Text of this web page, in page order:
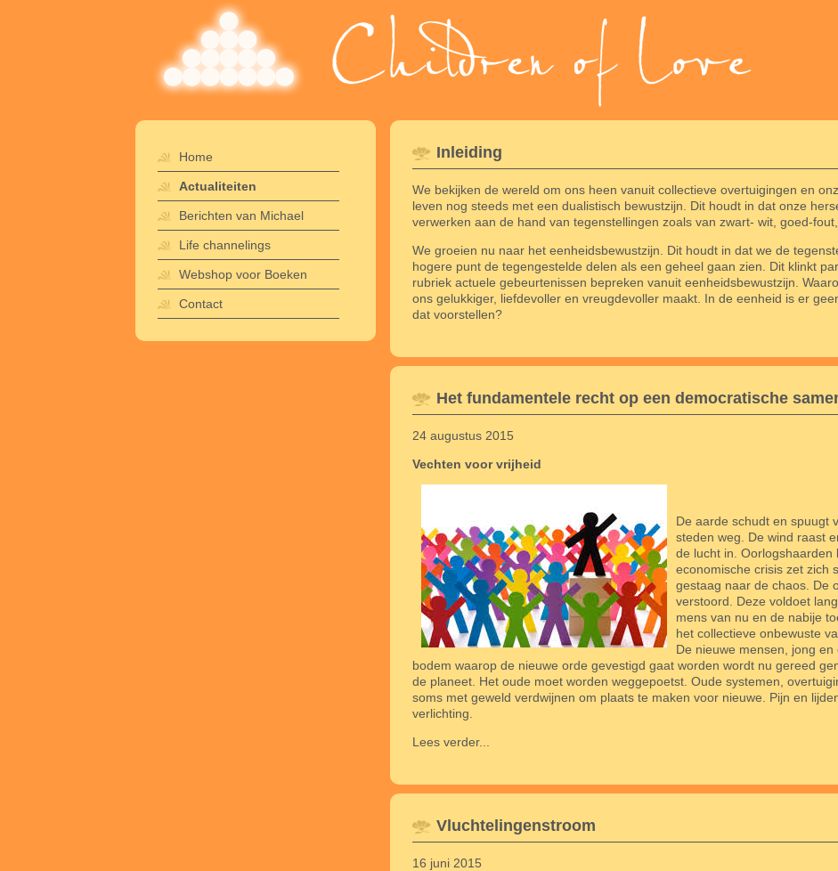
Home
Actualiteiten
Berichten van Michael
Life channelings
Webshop voor Boeken
Contact
Inleiding
We bekijken de wereld om ons heen vanuit collectieve overtuigingen en
leven nog steeds met een dualistisch bewustzijn. Dit houdt in dat onze
verwerken aan de hand van tegenstellingen zoals van zwart- wit, goed-
We groeien nu naar het eenheidsbewustzijn. Dit houdt in dat we de
hogere punt de tegengestelde delen als een geheel gaan zien. Dit klinkt
rubriek actuele gebeurtenissen bepreken vanuit eenheidsbewustzijn.
ons gelukkiger, liefdevoller en vreugdevoller maakt. In de eenheid is er
dat voorstellen?
Het fundamentele recht op een democratische
24 augustus 2015
Vechten voor vrijheid
De aarde schudt en spuugt
steden weg. De wind raast
de lucht in. Oorlogshaarden
economische crisis zet zich
gestaag naar de chaos. De
verstoord. Deze voldoet
mens van nu en de nabije
het collectieve onbewuste
De nieuwe mensen, jong
bodem waarop de nieuwe orde gevestigd gaat worden wordt nu gereed
de planeet. Het oude moet worden weggepoetst. Oude systemen,
soms met geweld verdwijnen om plaats te maken voor nieuwe. Pijn en
verlichting.
Lees verder...
Vluchtelingenstroom
16 juni 2015